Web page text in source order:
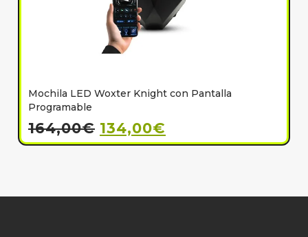
Mochila LED Woxter Knight con Pantalla
Programable
164,00€ 134,00€